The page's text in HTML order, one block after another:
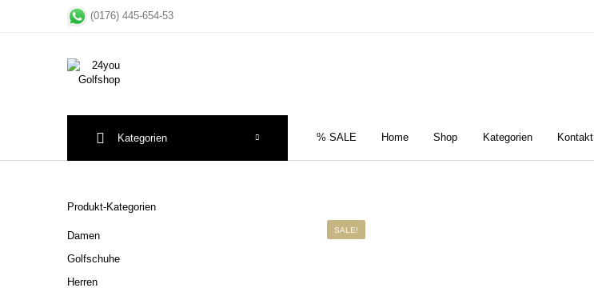
(0176) 445-654-53
% SALE Home Shop Kategorien Kontakt
Kategorien
Produkt-Kategorien
Damen
Golfschuhe
Herren
SALE!